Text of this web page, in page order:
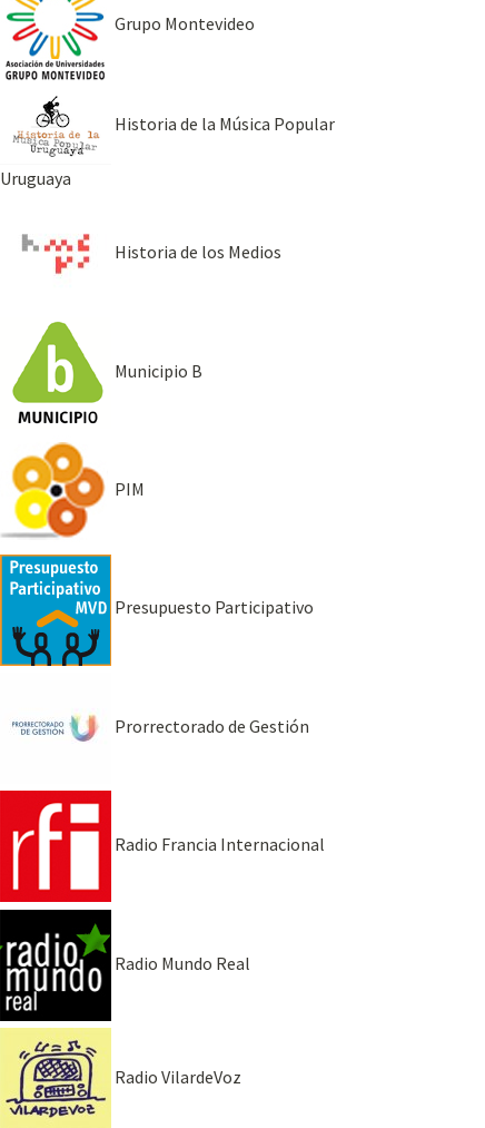
Grupo Montevideo
Historia de la Música Popular
Uruguaya
Historia de los Medios
Municipio B
PIM
Presupuesto Participativo
Prorrectorado de Gestión
Radio Francia Internacional
Radio Mundo Real
Radio VilardeVoz